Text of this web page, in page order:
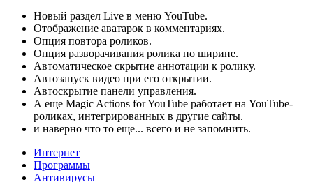
Новый раздел Live в меню YouTube.
Отображение аватарок в комментариях.
Опция повтора роликов.
Опция разворачивания ролика по ширине.
Автоматическое скрытие аннотации к ролику.
Автозапуск видео при его открытии.
Автоскрытие панели управления.
А еще Magic Actions for YouTube работает на YouTube-
роликах, интегрированных в другие сайты.
и наверно что то еще... всего и не запомнить.
Интернет
Программы
Антивирусы